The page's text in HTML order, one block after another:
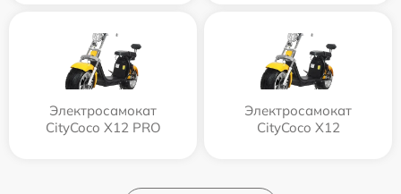
Электросамокат
CityCoco X12 PRO
Электросамокат
CityCoco X12